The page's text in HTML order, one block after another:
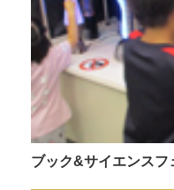
ブック&サイエンスフ